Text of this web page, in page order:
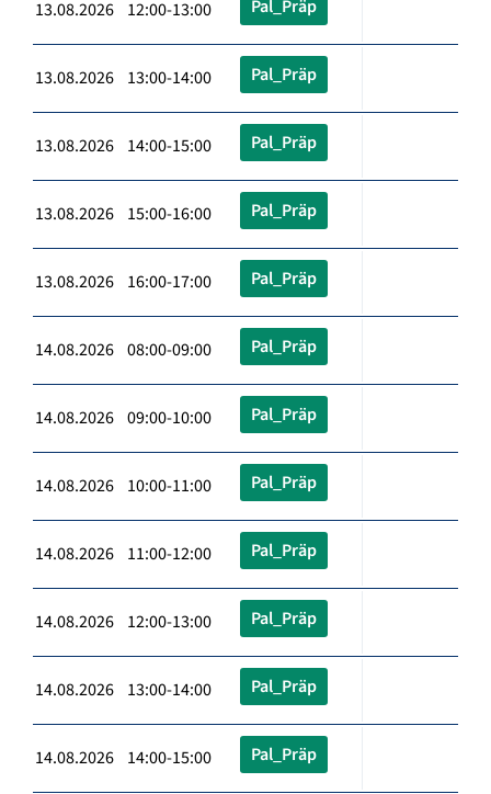
13.08.2026 12:00-13:00 Pal_Präp
13.08.2026 13:00-14:00 Pal_Präp
13.08.2026 14:00-15:00 Pal_Präp
13.08.2026 15:00-16:00 Pal_Präp
13.08.2026 16:00-17:00 Pal_Präp
14.08.2026 08:00-09:00 Pal_Präp
14.08.2026 09:00-10:00 Pal_Präp
14.08.2026 10:00-11:00 Pal_Präp
14.08.2026 11:00-12:00 Pal_Präp
14.08.2026 12:00-13:00 Pal_Präp
14.08.2026 13:00-14:00 Pal_Präp
14.08.2026 14:00-15:00 Pal_Präp